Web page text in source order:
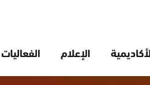
الإعلام الفعاليات